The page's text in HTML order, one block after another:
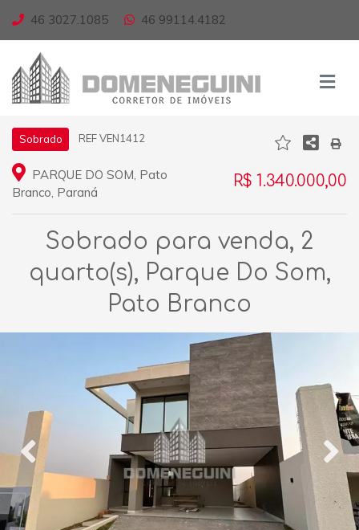
46 3027.1085 46 99114.4182
Sobrado REF VEN1412
PARQUE DO SOM, Pato
Branco, Paraná
R$ 1.340.000,00
Sobrado para venda, 2
quarto(s), Parque Do Som,
Pato Branco